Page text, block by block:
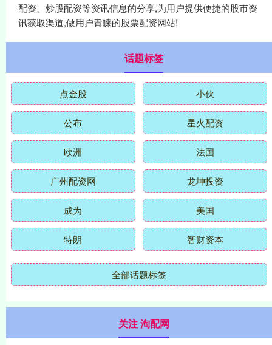
配资、炒股配资等资讯信息的分享,为用户提供便捷的股市资
讯获取渠道,做用户青睐的股票配资网站!
话题标签
点金股 小伙
公布 星火配资
欧洲 法国
广州配资网 龙坤投资
成为 美国
特朗 智财资本
全部话题标签
关注 淘配网